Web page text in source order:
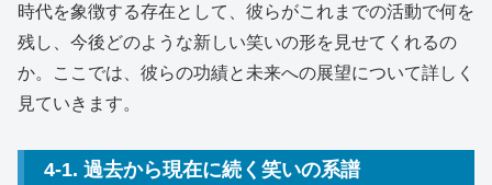
時代を象徴する存在として、彼らがこれまでの活動で何を
残し、今後どのような新しい笑いの形を見せてくれるの
か。ここでは、彼らの功績と未来への展望について詳しく
見ていきます。
4-1. 過去から現在に続く笑いの系譜